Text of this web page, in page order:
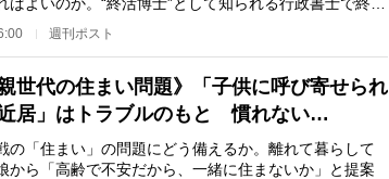
の松…
週刊ポスト
親世代の住まい問題》「子供に呼び寄せられ
居」はトラブルのもと 慣れない…
「住まい」の問題にどう備えるか。離れて暮らして
から「高齢で不安だから、一緒に住まないか」と提案